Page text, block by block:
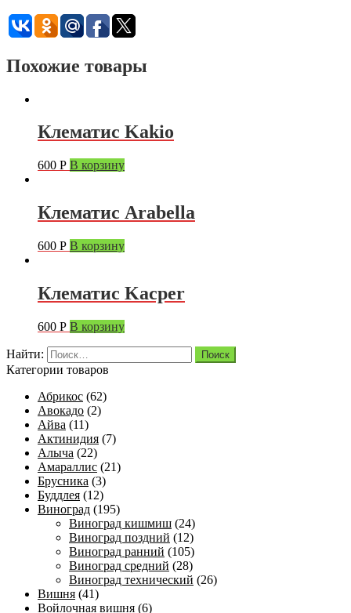
Похожие товары
Клематис Kakio
600 Р В корзину
Клематис Arabella
600 Р В корзину
Клематис Kacper
600 Р В корзину
Найти:
Категории товаров
Абрикос (62)
Авокадо (2)
Айва (11)
Актинидия (7)
Алыча (22)
Амараллис (21)
Брусника (3)
Буддлея (12)
Виноград (195)
Виноград кишмиш (24)
Виноград поздний (12)
Виноград ранний (105)
Виноград средний (28)
Виноград технический (26)
Вишня (41)
Войлочная вишня (6)